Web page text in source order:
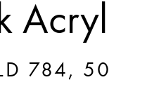
Acryl
784, 50